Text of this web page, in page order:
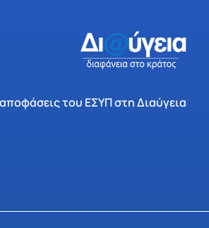
του ΕΣΥΠ στη Διαύγεια